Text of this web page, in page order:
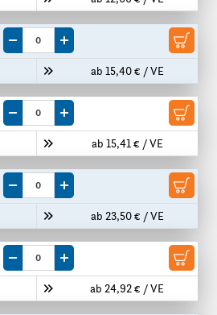
ab 15,40 € / VE
Menge um eine VE reduzieren
Menge um eine VE erhöhen
ab 15,41 € / VE
Menge um eine VE reduzieren
Menge um eine VE erhöhen
ab 23,50 € / VE
Menge um eine VE reduzieren
Menge um eine VE erhöhen
ab 24,92 € / VE
Menge um eine VE reduzieren
Menge um eine VE erhöhen